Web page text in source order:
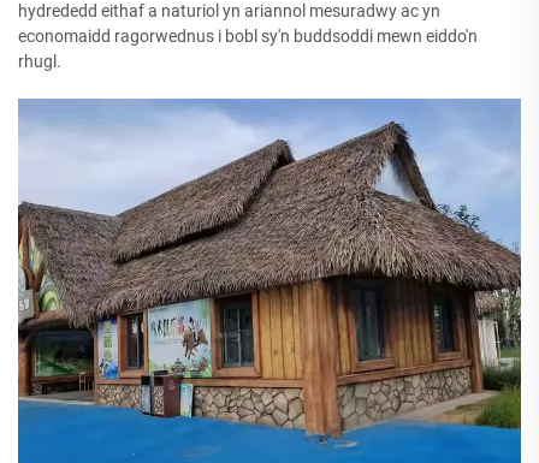
hydrededd eithaf a naturiol yn ariannol mesuradwy ac yn
economaidd ragorwednus i bobl sy'n buddsoddi mewn eiddo'n
rhugl.